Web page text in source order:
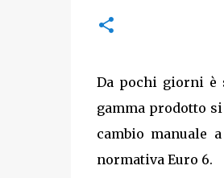
Da pochi giorni è
gamma prodotto
cambio manuale
normativa Euro 6.